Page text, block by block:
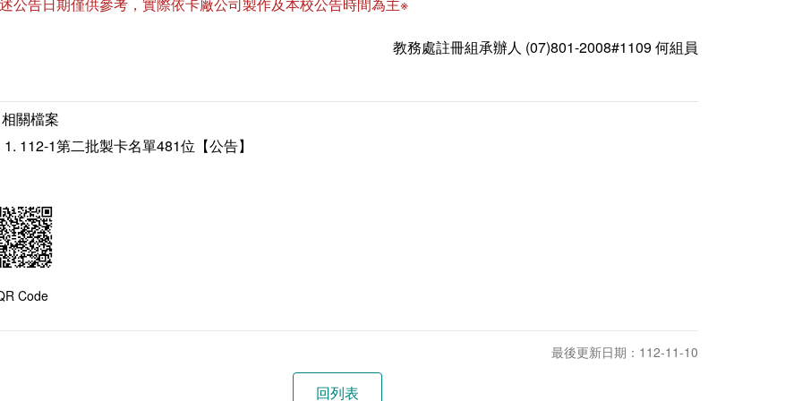
公告日期僅供參考，實際依卡廠公司製作及本校公告時間為主※
教務處註冊組承辦人 (07)801-2008#1109 何組員
相關檔案
112-1第二批製卡名單481位【公告】
Code
最後更新日期：112-11-10